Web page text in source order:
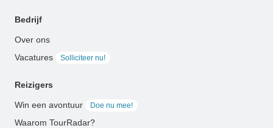
Bedrijf
Over ons
Vacatures
Solliciteer nu!
Reizigers
Win een avontuur Doe nu mee!
Waarom TourRadar?